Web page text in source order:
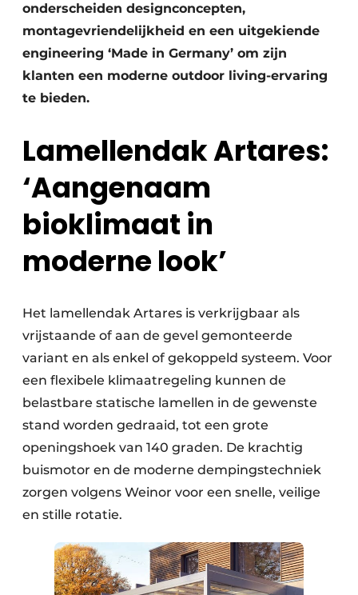
onderscheiden designconcepten,
montagevriendelijkheid en een uitgekiende
engineering ‘Made in Germany’ om zijn
klanten een moderne outdoor living-ervaring
te bieden.
Lamellendak Artares:
‘Aangenaam
bioklimaat in
moderne look’
Het lamellendak Artares is verkrijgbaar als
vrijstaande of aan de gevel gemonteerde
variant en als enkel of gekoppeld systeem. Voor
een flexibele klimaatregeling kunnen de
belastbare statische lamellen in de gewenste
stand worden gedraaid, tot een grote
openingshoek van 140 graden. De krachtig
buismotor en de moderne dempingstechniek
zorgen volgens Weinor voor een snelle, veilige
en stille rotatie.